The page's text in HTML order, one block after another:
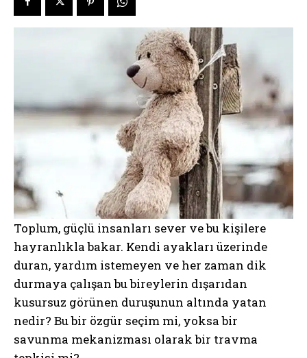
Toplum, güçlü insanları sever ve bu kişilere
hayranlıkla bakar. Kendi ayakları üzerinde
duran, yardım istemeyen ve her zaman dik
durmaya çalışan bu bireylerin dışarıdan
kusursuz görünen duruşunun altında yatan
nedir? Bu bir özgür seçim mi, yoksa bir
savunma mekanizması olarak bir travma